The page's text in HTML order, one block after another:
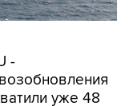
-
уже 48